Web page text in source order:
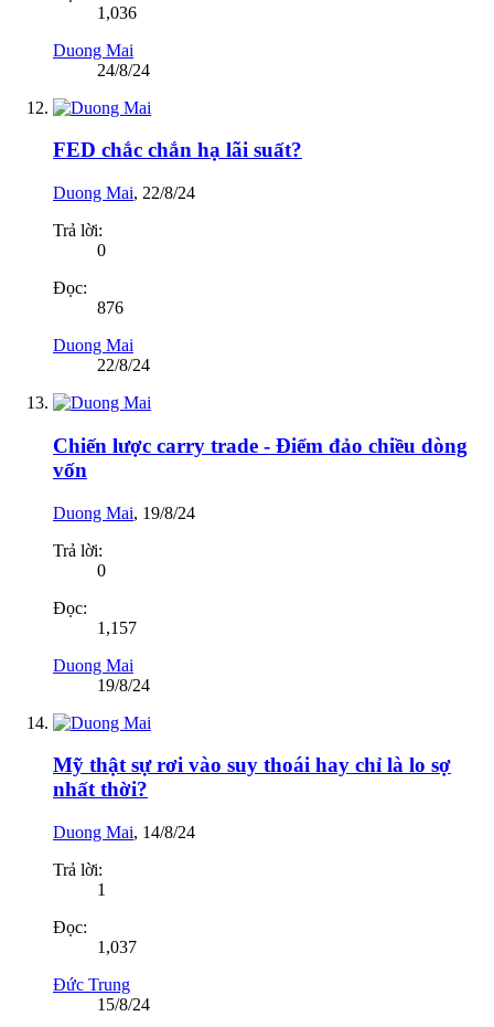
1,036
Duong Mai
24/8/24
FED chắc chắn hạ lãi suất?
Duong Mai, 22/8/24
Trả lời:
0
Đọc:
876
Duong Mai
22/8/24
Chiến lược carry trade - Điểm đảo chiều dòng
vốn
Duong Mai, 19/8/24
Trả lời:
0
Đọc:
1,157
Duong Mai
19/8/24
Mỹ thật sự rơi vào suy thoái hay chỉ là lo sợ
nhất thời?
Duong Mai, 14/8/24
Trả lời:
1
Đọc:
1,037
Đức Trung
15/8/24